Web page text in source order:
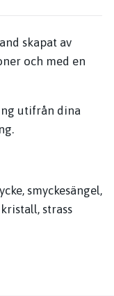
skapat av
och med en
utifrån dina
smyckesängel,
strass